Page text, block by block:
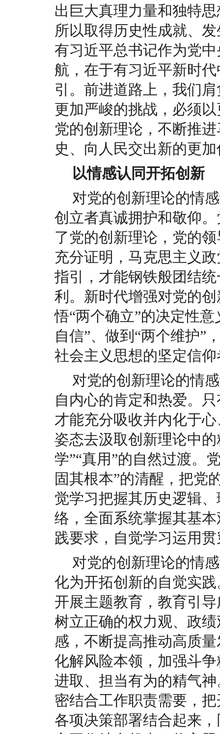
出巨大真理力量和独特
所以取得历史性成就、
有习近平总书记作为党
航，在于有习近平新时
引。前进道路上，我们
更加严峻的挑战，必须
党的创新理论，不断推
史、向人民交出新的更
以情感认同开拓创新
对党的创新理论的情
创立者真诚拥护和敬仰
了党的创新理论，党的
充分证明，马克思主义
指引，才能钢铁般团结
利。新时代增强对党的
悟“两个确立”的决定性
自信”、做到“两个维护”
社会主义思想的坚定信
对党的创新理论的情
自内心的肯定和热爱。
才能充分吸收并内化于
姿态去汲取创新理论中
学”“真用”的自然过渡。
固其根本”的清醒，把党
觉学习把握其历史逻辑
络，全面系统掌握其基
践要求，自觉学习运用
对党的创新理论的情
化为开拓创新的自觉实
开展主题教育，教育引
树立正确的权力观、政
感，不断提高推动高质
化解风险本领，加强斗
进取、担当有为的精气
密结合工作职责需要，
各项决策部署结合起来